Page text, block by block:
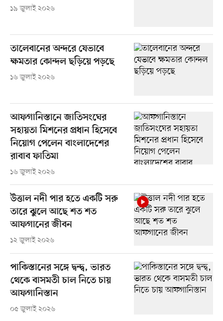
১৯ জুলাই ২০২৬
তালেবানের অন্দরে যেভাবে
ক্ষমতার কোন্দল ছড়িয়ে পড়ছে
১৬ জুলাই ২০২৬
আফগানিস্তানে জাতিসংঘের
সহায়তা মিশনের প্রধান হিসেবে
নিয়োগ পেলেন বাংলাদেশের
রাবাব ফাতিমা
১৬ জুলাই ২০২৬
উত্তাল নদী পার হতে একটি সরু
তারে ঝুলে আছে শত শত
আফগানের জীবন
১২ জুলাই ২০২৬
পাকিস্তানের সঙ্গে দ্বন্দ্ব, ভারত
থেকে বাসমতী চাল নিতে চায়
আফগানিস্তান
০৫ জুলাই ২০২৬